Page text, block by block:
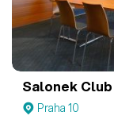
Salonek Club
Praha 10